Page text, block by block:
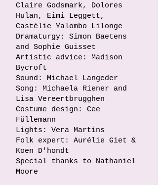
Claire Godsmark, Dolores
Hulan, Eimi Leggett,
Castélie Yalombo Lilonge
Dramaturgy: Simon Baetens
and Sophie Guisset
Artistic advice: Madison
Bycroft
Sound: Michael Langeder
Song: Michaela Riener and
Lisa Vereertbrugghen
Costume design: Cee
Füllemann
Lights: Vera Martins
Folk expert: Aurélie Giet &
Koen D'hondt
Special thanks to Nathaniel
Moore